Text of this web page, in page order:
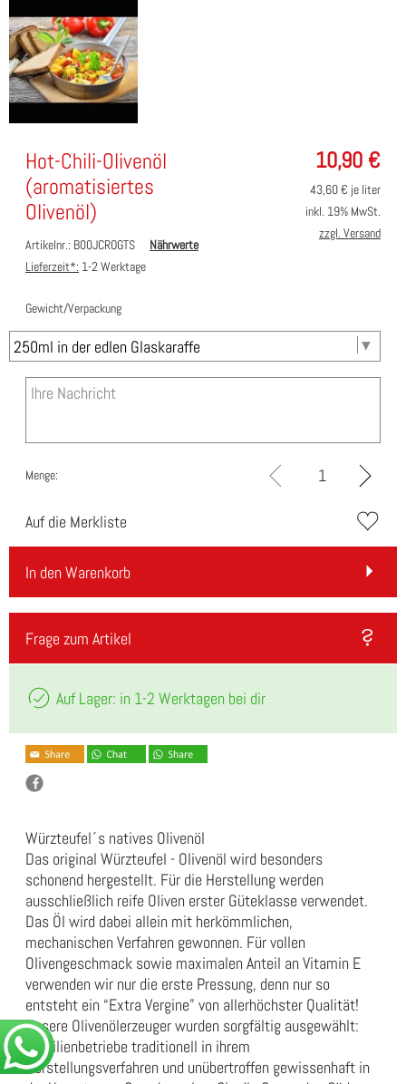
10,90 €
Hot-Chili-Olivenöl
(aromatisiertes
Olivenöl)
Artikelnr.: B00JCROGTS
Nährwerte
Lieferzeit*: 1-2 Werktage
43,60€ je liter
inkl. 19% MwSt.
zzgl. Versand
Gewicht/Verpackung
Menge:
Auf die Merkliste
In den Warenkorb
Frage zum Artikel
Auf Lager: in 1-2 Werktagen bei dir
Würzteufel´s natives Olivenöl
Das original Würzteufel - Olivenöl wird besonders
schonend hergestellt. Für die Herstellung werden
ausschließlich reife Oliven erster Güteklasse verwendet.
Das Öl wird dabei allein mit herkömmlichen,
mechanischen Verfahren gewonnen. Für vollen
Olivengeschmack sowie maximalen Anteil an Vitamin E
verwenden wir nur die erste Pressung, denn nur so
entsteht ein “Extra Vergine” von allerhöchster Qualität!
Unsere Olivenölerzeuger wurden sorgfältig ausgewählt:
Familienbetriebe traditionell in ihrem
Herstellungsverfahren und unübertroffen gewissenhaft in